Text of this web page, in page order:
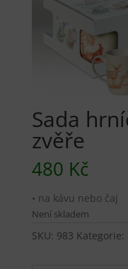
Sada
zvěře
480 Kč
• na kávu nebo čaj
Není skladem
SKU: 983 Kategorie: